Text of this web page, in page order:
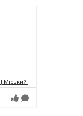
палац культури | МПК